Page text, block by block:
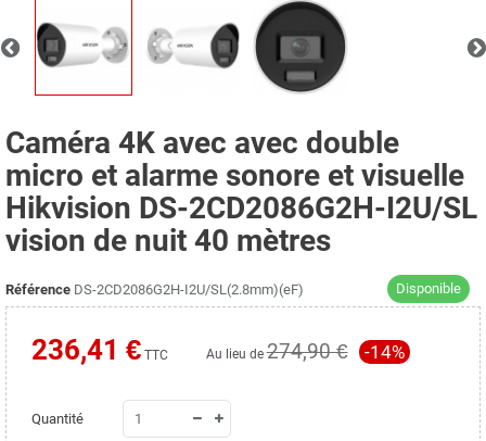
Caméra 4K avec avec double
micro et alarme sonore et visuelle
Hikvision DS-2CD2086G2H-I2U/SL
vision de nuit 40 mètres
Référence DS-2CD2086G2H-I2U/SL(2.8mm)(eF) Disponible
236,41 €TTC Au lieu de274,90 € -14%
Quantité